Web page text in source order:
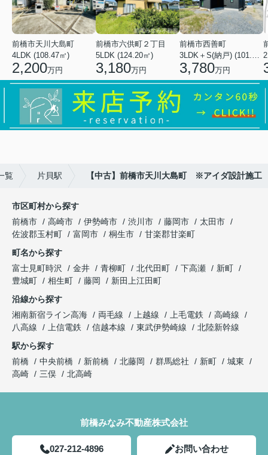
前橋市天川大島町
4LDK (108.47㎡)
2,200万円
前橋市六供町２丁目
5LDK (124.20㎡)
3,180万円
前橋市西善町
3,780万円
覧 片貝駅 【中古】前橋市天川大島町 ※アイダ設計施工
市区町村から探す
前橋市
高崎市 伊勢崎市 渋川市 藤岡市
太田市
佐波郡玉村町
富岡市 桐生市
甘楽郡甘楽町
町名から探す
富士見町時沢
金井 青柳町 北代田町 下高瀬
新町
豊城町
相生町 藤岡
新田上江田町
沿線から探す
湘南新宿ライン高海
両毛線 上越線 上毛電鉄
高崎線
八高線
上信電鉄 信越本線 東武伊勢崎線
北陸新幹線
駅から探す
前橋
中央前橋 新前橋 北藤岡 群馬総社 新町
城東
高崎
三俣 北高崎
前橋みなみ不動産株式会社
027-212-4896 お問い合わせ